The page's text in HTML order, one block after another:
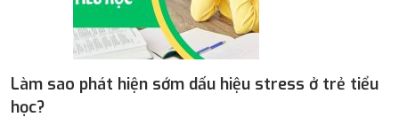
Làm sao phát hiện sớm dấu hiệu stress ở trẻ tiểu
học?